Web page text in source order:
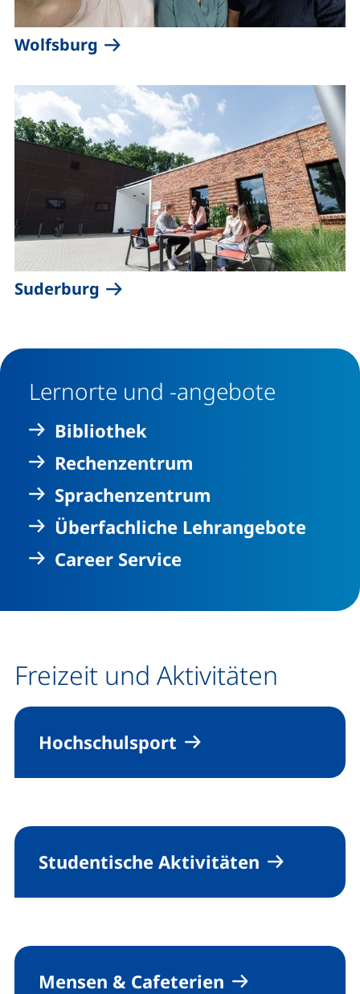
Wolfsburg
Suderburg
Lernorte und -angebote
Bibliothek
Rechenzentrum
Sprachenzentrum
Überfachliche Lehrangebote
Career Service
Freizeit und Aktivitäten
Hochschulsport
Studentische Aktivitäten
Mensen & Cafeterien